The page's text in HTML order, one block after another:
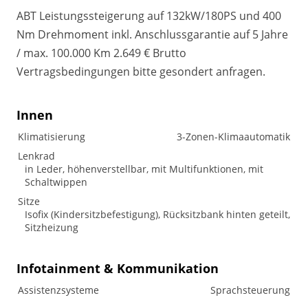
ABT Leistungssteigerung auf 132kW/180PS und 400
Nm Drehmoment inkl. Anschlussgarantie auf 5 Jahre
/ max. 100.000 Km 2.649 € Brutto
Vertragsbedingungen bitte gesondert anfragen.
Innen
Klimatisierung
3-Zonen-Klimaautomatik
Lenkrad
in Leder, höhenverstellbar, mit Multifunktionen, mit
Schaltwippen
Sitze
Isofix (Kindersitzbefestigung), Rücksitzbank hinten geteilt,
Sitzheizung
Infotainment & Kommunikation
Assistenzsysteme
Sprachsteuerung